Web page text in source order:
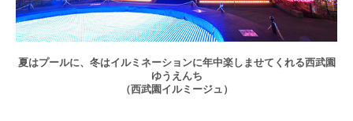
夏はプールに、冬はイルミネーションに年中楽しませてくれる西武園
ゆうえんち
（西武園イルミージュ）